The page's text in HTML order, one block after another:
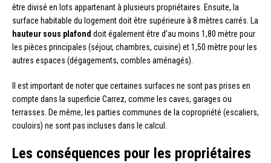
être divisé en lots appartenant à plusieurs propriétaires. Ensuite, la
surface habitable du logement doit être supérieure à 8 mètres carrés. La
hauteur sous plafond doit également être d’au moins 1,80 mètre pour
les pièces principales (séjour, chambres, cuisine) et 1,50 mètre pour les
autres espaces (dégagements, combles aménagés).
Il est important de noter que certaines surfaces ne sont pas prises en
compte dans la superficie Carrez, comme les caves, garages ou
terrasses. De même, les parties communes de la copropriété (escaliers,
couloirs) ne sont pas incluses dans le calcul.
Les conséquences pour les propriétaires